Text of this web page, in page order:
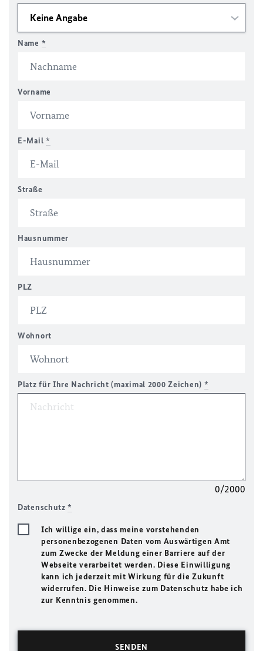
Name *
Vorname
E-Mail *
Straße
Hausnummer
PLZ
Wohnort
Platz für Ihre Nachricht (maximal 2000 Zeichen) *
0/2000
Datenschutz*
Ich willige ein, dass meine vorstehenden
personenbezogenen Daten vom Auswärtigen Amt
zum Zwecke der Meldung einer Barriere auf der
Webseite verarbeitet werden. Diese Einwilligung
kann ich jederzeit mit Wirkung für die Zukunft
widerrufen. Die Hinweise zum Datenschutz habe ich
zur Kenntnis genommen.